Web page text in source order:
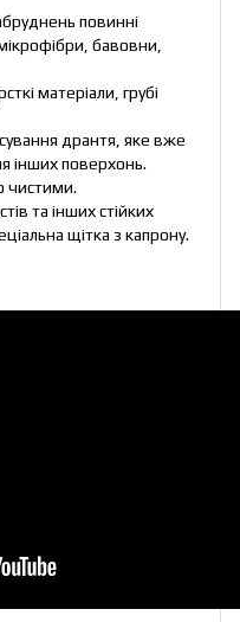
повинні
бавовни,
матеріали, грубі
дрантя, яке вже
інших поверхонь.
чистими.
та інших стійких
щітка з капрону.